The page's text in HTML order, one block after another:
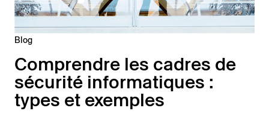
Blog
Comprendre les cadres de
sécurité informatiques :
types et exemples